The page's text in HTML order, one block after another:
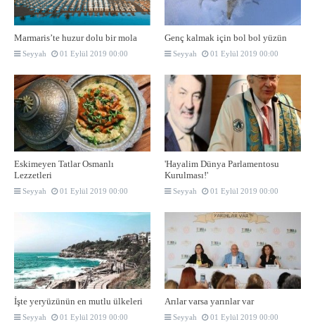
Marmaris’te huzur dolu bir mola
Seyyah 01 Eylül 2019 00:00
Genç kalmak için bol bol yüzün
Seyyah 01 Eylül 2019 00:00
Eskimeyen Tatlar Osmanlı
Lezzetleri
Seyyah 01 Eylül 2019 00:00
'Hayalim Dünya Parlamentosu
Kurulması!'
Seyyah 01 Eylül 2019 00:00
İşte yeryüzünün en mutlu ülkeleri
Seyyah 01 Eylül 2019 00:00
Arılar varsa yarınlar var
Seyyah 01 Eylül 2019 00:00